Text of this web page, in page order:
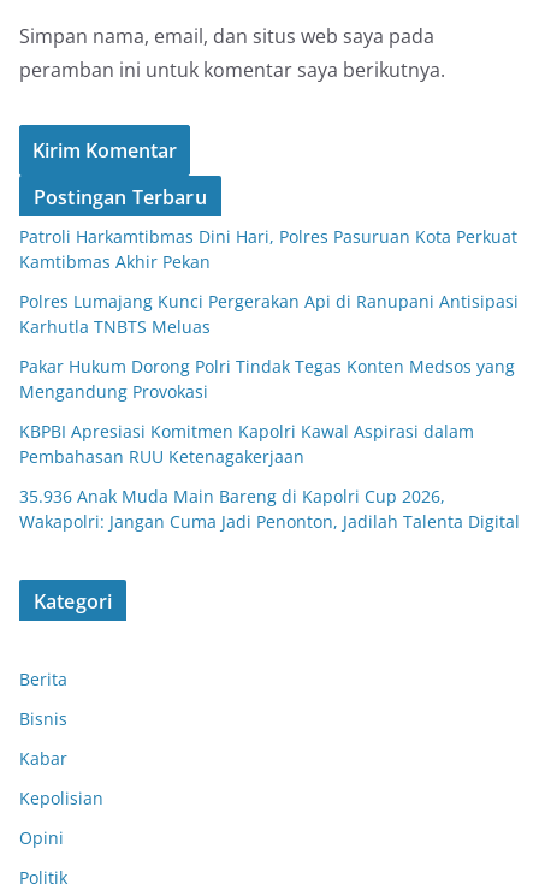
Simpan nama, email, dan situs web saya pada
peramban ini untuk komentar saya berikutnya.
Postingan Terbaru
Patroli Harkamtibmas Dini Hari, Polres Pasuruan Kota Perkuat
Kamtibmas Akhir Pekan
Polres Lumajang Kunci Pergerakan Api di Ranupani Antisipasi
Karhutla TNBTS Meluas
Pakar Hukum Dorong Polri Tindak Tegas Konten Medsos yang
Mengandung Provokasi
KBPBI Apresiasi Komitmen Kapolri Kawal Aspirasi dalam
Pembahasan RUU Ketenagakerjaan
35.936 Anak Muda Main Bareng di Kapolri Cup 2026,
Wakapolri: Jangan Cuma Jadi Penonton, Jadilah Talenta Digital
Kategori
Berita
Bisnis
Kabar
Kepolisian
Opini
Politik